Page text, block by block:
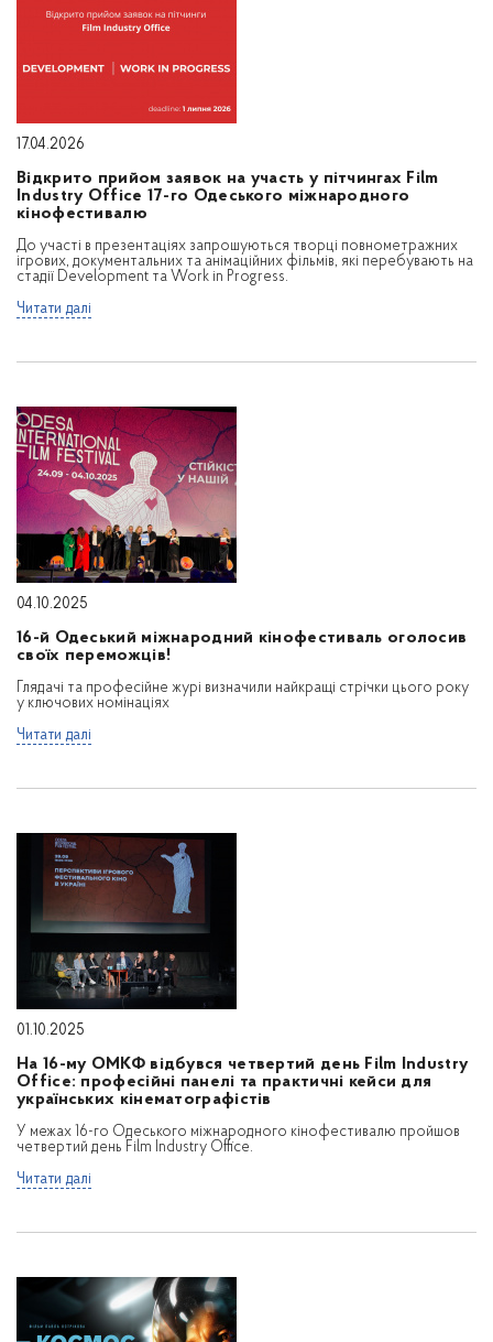
17.04.2026
Відкрито прийом заявок на участь у пітчингах Film
Industry Office 17-го Одеського міжнародного
кінофестивалю
До участі в презентаціях запрошуються творці повнометражних
ігрових, документальних та анімаційних фільмів, які перебувають на
стадії Development та Work in Progress.
Читати далі
04.10.2025
16-й Одеський міжнародний кінофестиваль оголосив
своїх переможців!
Глядачі та професійне журі визначили найкращі стрічки цього року
у ключових номінаціях
Читати далі
01.10.2025
На 16-му ОМКФ відбувся четвертий день Film Industry
Office: професійні панелі та практичні кейси для
українських кінематографістів
У межах 16-го Одеського міжнародного кінофестивалю пройшов
четвертий день Film Industry Office.
Читати далі